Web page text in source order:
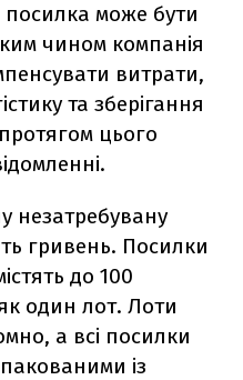
посилка може бути
чином компанія
витрати,
та зберігання
цього
незатребувану
гривень. Посилки
до 100
один лот. Лоти
а всі посилки
із